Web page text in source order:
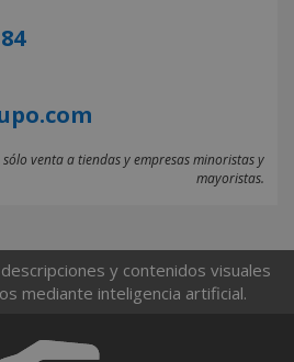
venta a tiendas y empresas minoristas y
mayoristas.
y contenidos visuales
mediante inteligencia artificial.